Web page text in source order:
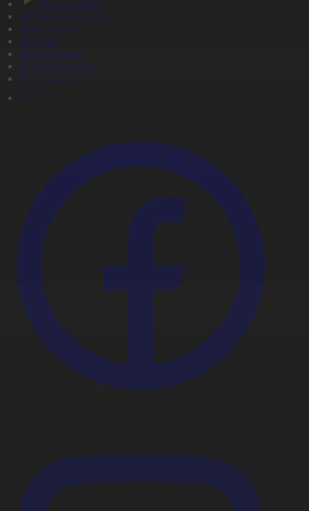
Тікелей эфир
Бағдарлама кестесі
Жаңалықтар
Жобалар
Телехикаялар
Мультсериалдар
Видеоархив